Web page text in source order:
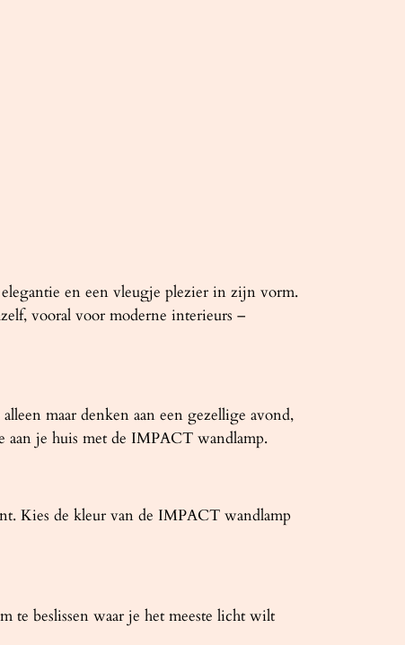
en een vleugje plezier in zijn vorm.
vooral voor moderne interieurs –
maar denken aan een gezellige avond,
aan je huis met de IMPACT wandlamp.
Kies de kleur van de IMPACT wandlamp
te beslissen waar je het meeste licht wilt